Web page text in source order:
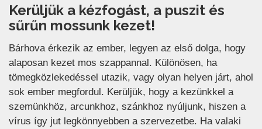
Kerüljük a kézfogást, a puszit és
sűrűn mossunk kezet!
Bárhova érkezik az ember, legyen az első dolga, hogy
alaposan kezet mos szappannal. Különösen, ha
tömegközlekedéssel utazik, vagy olyan helyen járt, ahol
sok ember megfordul. Kerüljük, hogy a kezünkkel a
szemünkhöz, arcunkhoz, szánkhoz nyúljunk, hiszen a
vírus így jut legkönnyebben a szervezetbe. Ha valaki